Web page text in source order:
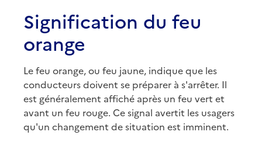
Signification du feu
orange
Le feu orange, ou feu jaune, indique que les
conducteurs doivent se préparer à s'arrêter. Il
est généralement affiché après un feu vert et
avant un feu rouge. Ce signal avertit les usagers
qu'un changement de situation est imminent.